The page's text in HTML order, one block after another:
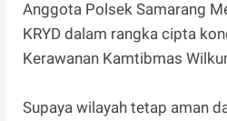
Anggota Polsek Samarang
KRYD dalam rangka cipta
Kerawanan Kamtibmas
Supaya wilayah tetap aman